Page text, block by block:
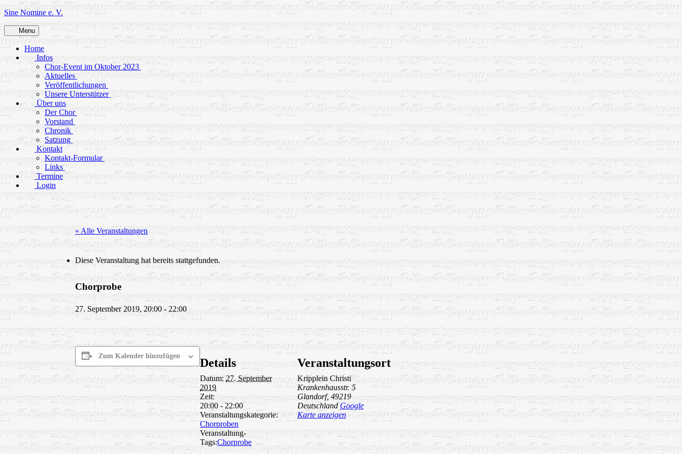
Skip
to
content
Sine Nomine e. V.
Menu
Home
Infos
Chor-Event im Oktober 2023
Aktuelles
Veröffentlichungen
Unsere Unterstützer
Über uns
Der Chor
Vorstand
Chronik
Satzung
Kontakt
Kontakt-Formular
Links
Termine
Login
« Alle Veranstaltungen
Diese Veranstaltung hat bereits stattgefunden.
Chorprobe
27. September 2019, 20:00-22:00
Zum Kalender hinzufügen
Details
Datum: 27. September
2019
Zeit:
20:00 - 22:00
Veranstaltungskategorie:
Chorproben
Veranstaltung-
Tags:Chorprobe
Veranstaltungsort
Kripplein Christi
Krankenhausstr. 5
Glandorf, 49219
Deutschland Google
Karte anzeigen